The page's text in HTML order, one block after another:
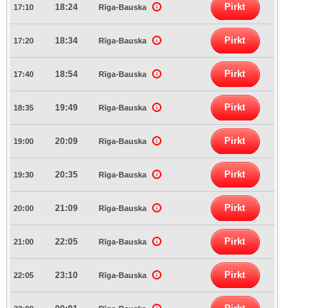
17:10 18:24 Rīga-Bauska Pirkt
17:20 18:34 Rīga-Bauska Pirkt
17:40 18:54 Rīga-Bauska Pirkt
18:35 19:49 Rīga-Bauska Pirkt
19:00 20:09 Rīga-Bauska Pirkt
19:30 20:35 Rīga-Bauska Pirkt
20:00 21:09 Rīga-Bauska Pirkt
21:00 22:05 Rīga-Bauska Pirkt
22:05 23:10 Rīga-Bauska Pirkt